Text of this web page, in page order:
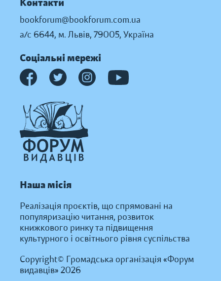
Контакти
bookforum@bookforum.com.ua
а/с 6644, м. Львів, 79005, Україна
Соціальні мережі
Наша місія
Реалізація проєктів, що спрямовані на
популяризацію читання, розвиток
книжкового ринку та підвищення
культурного і освітнього рівня суспільства
Copyright© Громадська організація «Форум
видавців» 2026